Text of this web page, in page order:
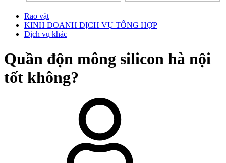
Rao vặt
KINH DOANH DỊCH VỤ TỔNG HỢP
Dịch vụ khác
Quần độn mông silicon hà nội
tốt không?